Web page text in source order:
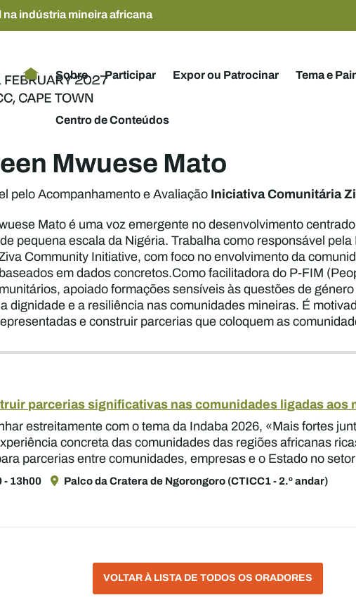
indústria mineira africana
Sobre Participar Expor ou Patrocinar Tema e
Centro de Conteúdos
Mwuese Mato
pelo Acompanhamento e AvaliaçãoIniciativa Comunitária
Mato é uma voz emergente no desenvolvimento
pequena escala da Nigéria. Trabalha como responsável
Community Initiative, com foco no envolvimento da
em dados concretos.Como facilitadora do P-FIM
apoiado formações sensíveis às questões de
dignidade e a resiliência nas comunidades mineiras. É
e construir parcerias que coloquem as
parcerias significativas nas comunidades ligadas aos
estreitamente com o tema da Indaba 2026, «Mais fortes
concreta das comunidades das regiões africanas
parcerias entre comunidades, empresas e o Estado no
- 13h00
Palco da Cratera de Ngorongoro (CTICC1 - 2.º andar)
VOLTAR À LISTA DE TODOS OS ORADORES